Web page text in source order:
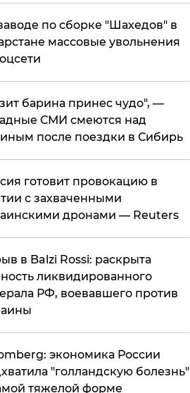
по сборке "Шахедов" в
массовые увольнения
барина принес чудо", —
СМИ смеются над
после поездки в Сибирь
готовит провокацию в
с захваченными
дронами — Reuters
в Balzi Rossi: раскрыта
ликвидированного
РФ, воевавшего против
экономика России
"голландскую болезнь"
тяжелой форме